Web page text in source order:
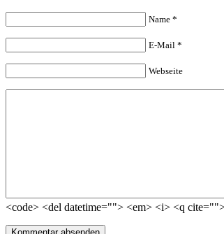
Name *
E-Mail *
Webseite
<code> <del datetime=""> <em> <i> <q